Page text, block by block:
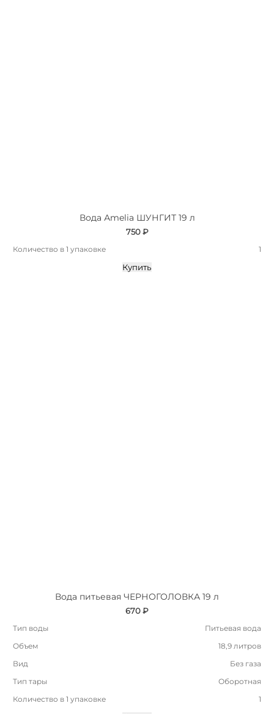
Вода Аmelia ШУНГИТ 19 л
750 ₽
Количество в 1 упаковке 1
Купить
Вода питьевая ЧЕРНОГОЛОВКА 19 л
670 ₽
Тип воды
Питьевая вода
Объем
18,9 литров
Вид
Без газа
Тип тары
Оборотная
Количество в 1 упаковке
1